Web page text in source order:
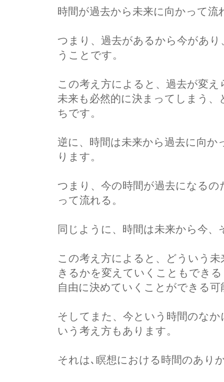
時間が過去から未来に向かって
つまり、過去があるから今があ
うことです。
この考え方によると、過去が変
未来も必然的に決まってしまう
ちです。
逆に、時間は未来から過去に向
ります。
つまり、今の時間が過去になる
って流れる。
同じように、時間は未来から今
この考え方によると、どういう
きるかを変えていくこともでき
自由に決めていくことができる
そしてまた、今という時間のな
いう考え方もあります。
それは､瞑想における時間のあり